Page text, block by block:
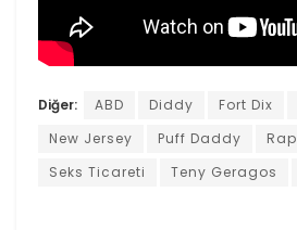
Diğer: ABD Diddy Fort Dix
New Jersey
Puff Daddy Rap
Seks Ticareti
Teny Geragos